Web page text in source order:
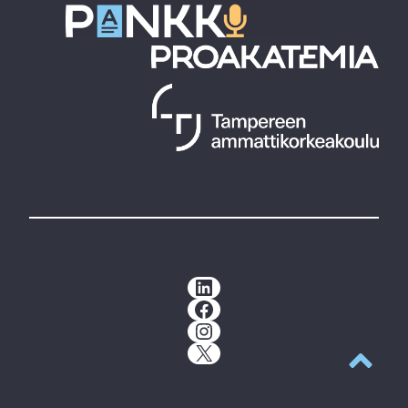
LinkedIn
Facebook
Instagram
X
Takaisin